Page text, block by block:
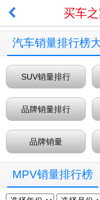
买车
汽车销量排行榜
SUV销量排行
品牌销量排行
品牌销量
MPV销量排行榜